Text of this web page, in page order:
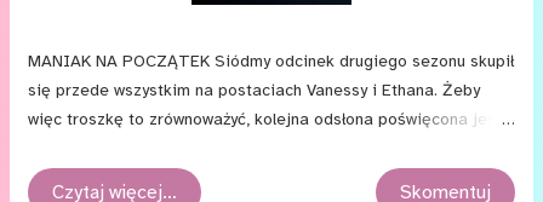
MANIAK NA POCZĄTEK Siódmy odcinek drugiego sezonu skupił
się przede wszystkim na postaciach Vanessy i Ethana. Żeby
więc troszkę to zrównoważyć, kolejna odsłona poświęcona jest
– ale w gruncie rzeczy takie przeniesienie ciężaru na innych
Czytaj więcej… Skomentuj